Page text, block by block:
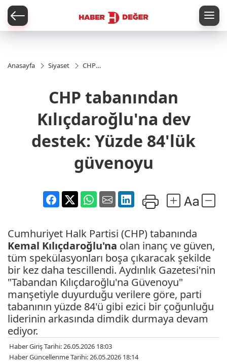
Anasayfa Siyaset
CHP
dev destek:
Yüzde 84'lük
güvenoyu
CHP tabanından
Kılıçdaroğlu'na dev
destek: Yüzde 84'lük
güvenoyu
Cumhuriyet Halk Partisi (CHP) tabanında
Kemal Kılıçdaroğlu'na olan inanç ve güven,
tüm spekülasyonları boşa çıkaracak şekilde
bir kez daha tescillendi. Aydınlık Gazetesi'nin
"Tabandan Kılıçdaroğlu'na Güvenoyu"
manşetiyle duyurduğu verilere göre, parti
tabanının yüzde 84'ü gibi ezici bir çoğunluğu
liderinin arkasında dimdik durmaya devam
ediyor.
Haber Giriş Tarihi: 26.05.2026 18:03
Haber Güncellenme Tarihi: 26.05.2026 18:14